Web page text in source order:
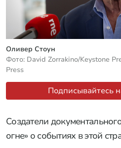
Оливер Стоун
Фото: David Zorrakino/Keystone
Press
Подписывайтесь
Создатели
огне» о событиях в этой